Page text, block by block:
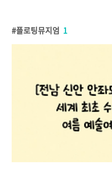
플로팅뮤지엄 1